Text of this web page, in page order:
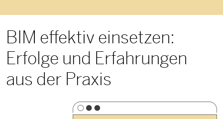
BIM effektiv einsetzen:
Erfolge und Erfahrungen
aus der Praxis